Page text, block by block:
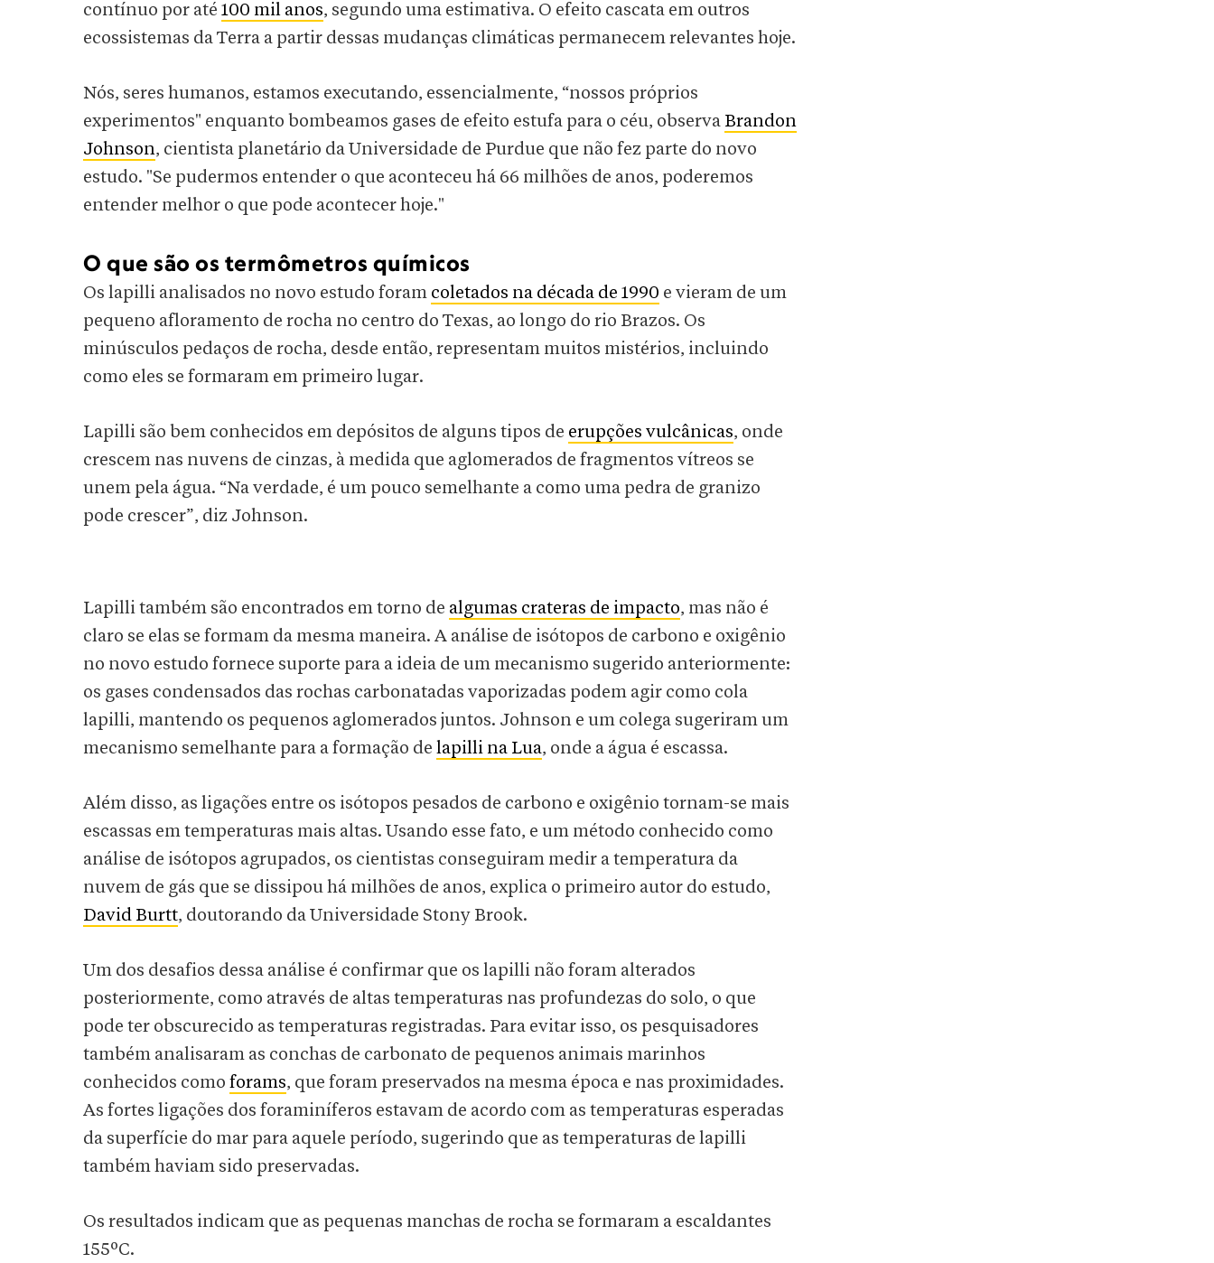
contínuo por até 100 mil anos, segundo uma estimativa. O efeito cascata em outros
ecossistemas da Terra a partir dessas mudanças climáticas permanecem relevantes hoje.
Nós, seres humanos, estamos executando, essencialmente, “nossos próprios
experimentos" enquanto bombeamos gases de efeito estufa para o céu, observa Brandon
Johnson, cientista planetário da Universidade de Purdue que não fez parte do novo
estudo. "Se pudermos entender o que aconteceu há 66 milhões de anos, poderemos
entender melhor o que pode acontecer hoje."
O que são os termômetros químicos
Os lapilli analisados ​​no novo estudo foram coletados na década de 1990 e vieram de um
pequeno afloramento de rocha no centro do Texas, ao longo do rio Brazos. Os
minúsculos pedaços de rocha, desde então, representam muitos mistérios, incluindo
como eles se formaram em primeiro lugar.
Lapilli são bem conhecidos em depósitos de alguns tipos de erupções vulcânicas, onde
crescem nas nuvens de cinzas, à medida que aglomerados de fragmentos vítreos se
unem pela água. “Na verdade, é um pouco semelhante a como uma pedra de granizo
pode crescer”, diz Johnson.
Lapilli também são encontrados em torno de algumas crateras de impacto, mas não é
claro se elas se formam da mesma maneira. A análise de isótopos de carbono e oxigênio
no novo estudo fornece suporte para a ideia de um mecanismo sugerido anteriormente:
os gases condensados ​​das rochas carbonatadas vaporizadas podem agir como cola
lapilli, mantendo os pequenos aglomerados juntos. Johnson e um colega sugeriram um
mecanismo semelhante para a formação de lapilli na Lua, onde a água é escassa.
Além disso, as ligações entre os isótopos pesados ​​de carbono e oxigênio tornam-se mais
escassas em temperaturas mais altas. Usando esse fato, e um método conhecido como
análise de isótopos agrupados, os cientistas conseguiram medir a temperatura da
nuvem de gás que se dissipou há milhões de anos, explica o primeiro autor do estudo,
David Burtt, doutorando da Universidade Stony Brook.
Um dos desafios dessa análise é confirmar que os lapilli não foram alterados
posteriormente, como através de altas temperaturas nas profundezas do solo, o que
pode ter obscurecido as temperaturas registradas. Para evitar isso, os pesquisadores
também analisaram as conchas de carbonato de pequenos animais marinhos
conhecidos como forams, que foram preservados na mesma época e nas proximidades.
As fortes ligações dos foraminíferos estavam de acordo com as temperaturas esperadas
da superfície do mar para aquele período, sugerindo que as temperaturas de lapilli
também haviam sido preservadas.
Os resultados indicam que as pequenas manchas de rocha se formaram a escaldantes
155ºC.